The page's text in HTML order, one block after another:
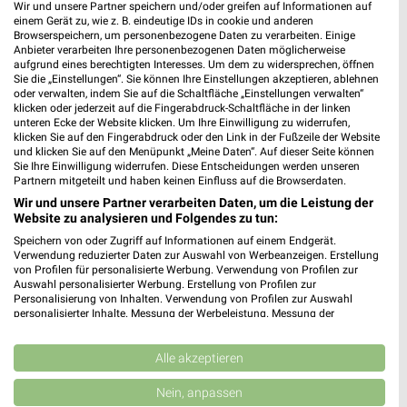
63,6 km
Gartenmöbel-Abverkauf
Gültig bis Fr. 28.08.
63,6 km
Wohnideen so individuell wie du!
Gültig bis Fr. 14.08.
XXXLutz Opti Wohnwelt
Wir und unsere Partner speichern und/oder greifen auf Informationen auf
einem Gerät zu, wie z. B. eindeutige IDs in cookie und anderen
Browserspeichern, um personenbezogene Daten zu verarbeiten. Einige
Anbieter verarbeiten Ihre personenbezogenen Daten möglicherweise
aufgrund eines berechtigten Interesses. Um dem zu widersprechen, öffnen
Sie die „Einstellungen“. Sie können Ihre Einstellungen akzeptieren, ablehnen
oder verwalten, indem Sie auf die Schaltfläche „Einstellungen verwalten“
klicken oder jederzeit auf die Fingerabdruck-Schaltfläche in der linken
unteren Ecke der Website klicken. Um Ihre Einwilligung zu widerrufen,
klicken Sie auf den Fingerabdruck oder den Link in der Fußzeile der Website
und klicken Sie auf den Menüpunkt „Meine Daten“. Auf dieser Seite können
Sie Ihre Einwilligung widerrufen. Diese Entscheidungen werden unseren
Partnern mitgeteilt und haben keinen Einfluss auf die Browserdaten.
Wir und unsere Partner verarbeiten Daten, um die Leistung der
Website zu analysieren und Folgendes zu tun:
Speichern von oder Zugriff auf Informationen auf einem Endgerät.
Verwendung reduzierter Daten zur Auswahl von Werbeanzeigen. Erstellung
von Profilen für personalisierte Werbung. Verwendung von Profilen zur
Auswahl personalisierter Werbung. Erstellung von Profilen zur
Personalisierung von Inhalten. Verwendung von Profilen zur Auswahl
personalisierter Inhalte. Messung der Werbeleistung. Messung der
Kombinationen von Daten aus verschiedenen Quellen. Entwicklung und
Verbesserung der Angebote. Verwendung reduzierter Daten zur Auswahl
von Inhalten.
Daten können außerhalb der Europäischen Union weitergegeben und in die
USA gesendet werden.
Alle akzeptieren
Nein, anpassen